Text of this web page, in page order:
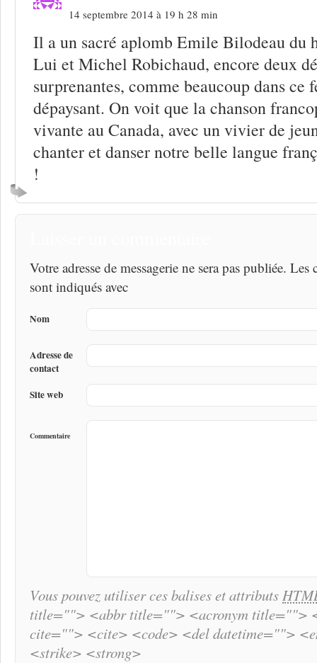
14 septembre 2014 à 19 h 28 min
Il a un sacré aplomb Emile Bilodeau du
Lui et Michel Robichaud, encore deux
surprenantes, comme beaucoup dans ce
dépaysant. On voit que la chanson
vivante au Canada, avec un vivier de
chanter et danser notre belle langue
!
Votre adresse de messagerie ne sera pas publiée.
sont indiqués avec
Nom
Adresse de
contact
Site web
Commentaire
Vous pouvez utiliser ces balises et attributs
title=""> <abbr title=""> <acronym title="">
cite=""> <cite> <code> <del datetime="">
<strike> <strong>